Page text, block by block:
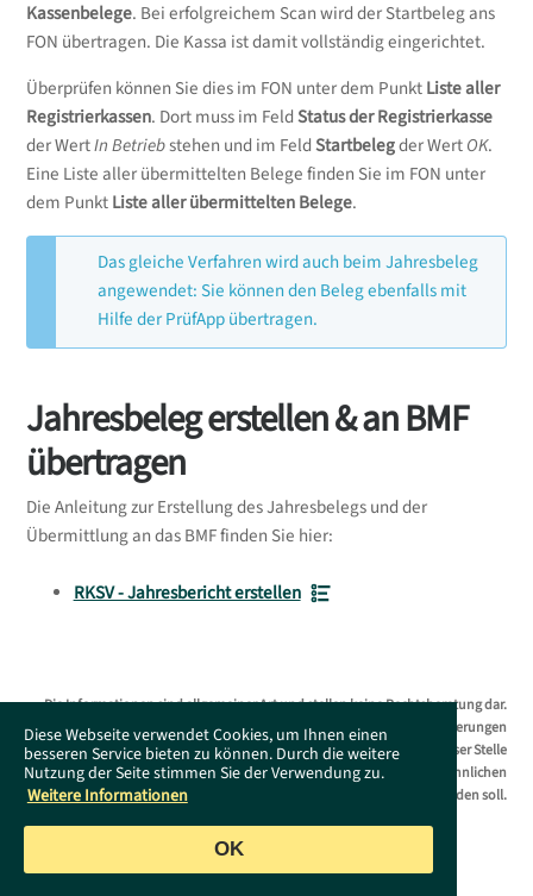
Diese Webseite verwendet Cookies, um Ihnen einen
besseren Service bieten zu können. Durch die weitere
Nutzung der Seite stimmen Sie der Verwendung zu.
Weitere Informationen
OK
Kassenbelege. Bei erfolgreichem Scan wird der Startbeleg ans
FON übertragen. Die Kassa ist damit vollständig eingerichtet.
Überprüfen können Sie dies im FON unter dem PunktListe aller
Registrierkassen. Dort muss im FeldStatus der Registrierkasse
der WertIn Betriebstehen und im FeldStartbelegder WertOK.
Eine Liste aller übermittelten Belege finden Sie im FON unter
dem PunktListe aller übermittelten Belege.
Das gleiche Verfahren wird auch beim Jahresbeleg
angewendet: Sie können den Beleg ebenfalls mit
Hilfe der PrüfApp übertragen.
Jahresbeleg erstellen & an BMF
übertragen
Die Anleitung zur Erstellung des Jahresbelegs und der
Übermittlung an das BMF finden Sie hier:
RKSV - Jahresbericht erstellen
Die Informationen sind allgemeiner Art und stellen keine Rechtsberatung dar.
Das Supportportal erhebt keinen Anspruch auf Vollständigkeit. Änderungen
bleiben ohne Vorankündigung jederzeit vorbehalten. Es wird an dieser Stelle
darauf hingewiesen, dass die ausschließliche Verwendung der männlichen
Form geschlechtsunabhängig verstanden werden soll.